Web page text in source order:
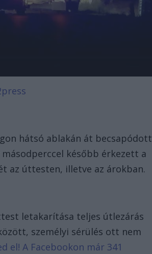
hátsó ablakán át becsapódott
később érkezett a
az úttesten, illetve az árokban.
letakarítása teljes útlezárás
személyi sérülés ott nem
A Facebookon már 341